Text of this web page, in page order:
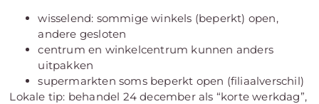
wisselend: sommige winkels (beperkt) open,
andere gesloten
centrum en winkelcentrum kunnen anders
uitpakken
supermarkten soms beperkt open (filiaalverschil)
Lokale tip: behandel 24 december als “korte werkdag”,